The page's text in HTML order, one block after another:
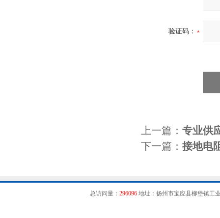
验证码：
上一篇： 专业供
下一篇： 接地电
总访问量： 296096地址：扬州市宝应县柳堡镇工